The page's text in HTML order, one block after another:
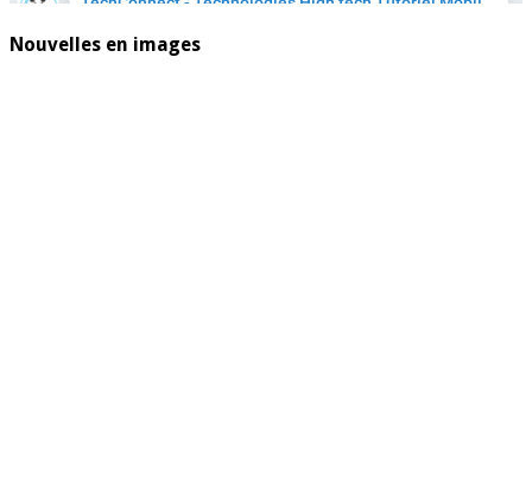
Nouvelles en images